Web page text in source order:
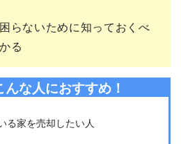
らないために知っておくべ
る
んな人におすすめ！
る家を売却したい人